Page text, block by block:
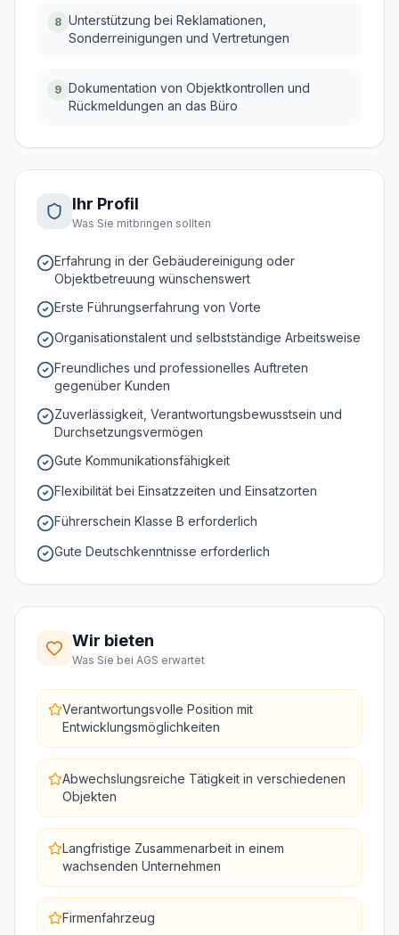
8 Unterstützung bei Reklamationen,
Sonderreinigungen und Vertretungen
9 Dokumentation von Objektkontrollen und
Rückmeldungen an das Büro
Ihr Profil
Was Sie mitbringen sollten
Erfahrung in der Gebäudereinigung oder
Objektbetreuung wünschenswert
Erste Führungserfahrung von Vorte
Organisationstalent und selbstständige Arbeitsweise
Freundliches und professionelles Auftreten
gegenüber Kunden
Zuverlässigkeit, Verantwortungsbewusstsein und
Durchsetzungsvermögen
Gute Kommunikationsfähigkeit
Flexibilität bei Einsatzzeiten und Einsatzorten
Führerschein Klasse B erforderlich
Gute Deutschkenntnisse erforderlich
Wir bieten
Was Sie bei AGS erwartet
Verantwortungsvolle Position mit
Entwicklungsmöglichkeiten
Abwechslungsreiche Tätigkeit in verschiedenen
Objekten
Langfristige Zusammenarbeit in einem
wachsenden Unternehmen
Firmenfahrzeug